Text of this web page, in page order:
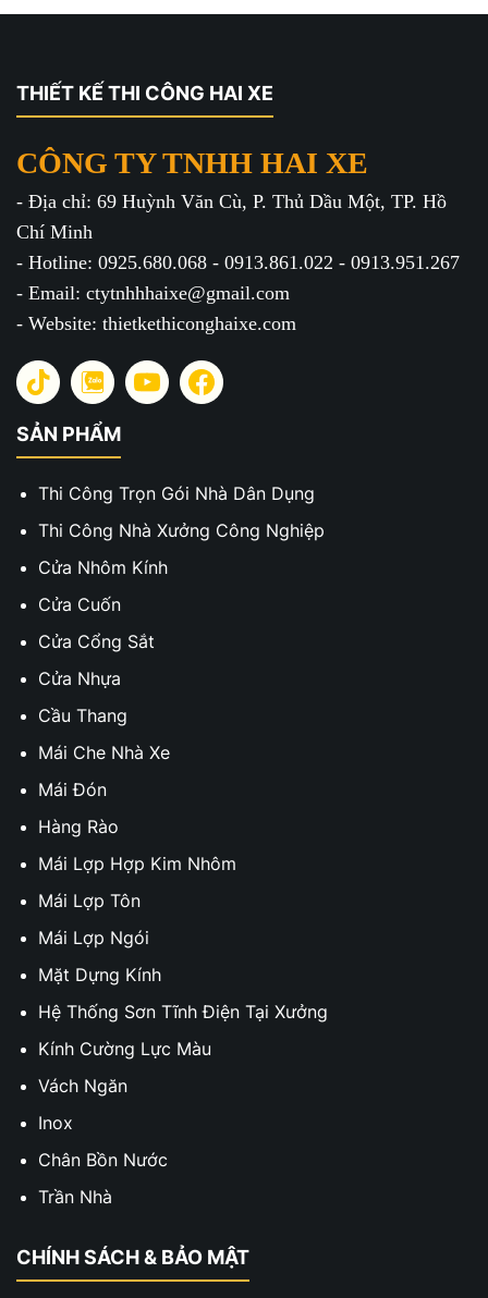
THIẾT KẾ THI CÔNG HAI XE
CÔNG TY TNHH HAI XE
- Địa chỉ: 69 Huỳnh Văn Cù, P. Thủ Dầu Một, TP. Hồ
Chí Minh
- Hotline: 0925.680.068 - 0913.861.022 - 0913.951.267
- Email: ctytnhhhaixe@gmail.com
- Website: thietkethiconghaixe.com
SẢN PHẨM
Thi Công Trọn Gói Nhà Dân Dụng
Thi Công Nhà Xưởng Công Nghiệp
Cửa Nhôm Kính
Cửa Cuốn
Cửa Cổng Sắt
Cửa Nhựa
Cầu Thang
Mái Che Nhà Xe
Mái Đón
Hàng Rào
Mái Lợp Hợp Kim Nhôm
Mái Lợp Tôn
Mái Lợp Ngói
Mặt Dựng Kính
Hệ Thống Sơn Tĩnh Điện Tại Xưởng
Kính Cường Lực Màu
Vách Ngăn
Inox
Chân Bồn Nước
Trần Nhà
CHÍNH SÁCH & BẢO MẬT